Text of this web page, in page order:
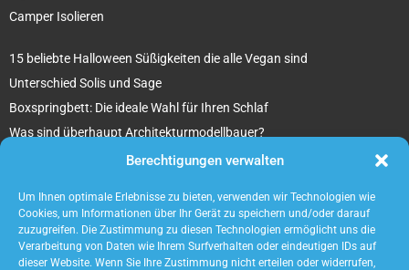
Berechtigungen verwalten
Um Ihnen optimale Erlebnisse zu bieten, verwenden wir Technologien wie
Cookies, um Informationen über Ihr Gerät zu speichern und/oder darauf
zuzugreifen. Die Zustimmung zu diesen Technologien ermöglicht uns die
Verarbeitung von Daten wie Ihrem Surfverhalten oder eindeutigen IDs auf
dieser Website. Wenn Sie Ihre Zustimmung nicht erteilen oder widerrufen,
Camper Isolieren
15 beliebte Halloween Süßigkeiten die alle Vegan sind
Unterschied Solis und Sage
Boxspringbett: Die ideale Wahl für Ihren Schlaf
Was sind überhaupt Architekturmodellbauer?
Tipps für Ihr beton ciré Badezimmer